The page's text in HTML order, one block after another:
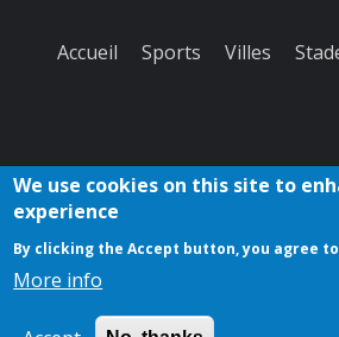
Accueil Sports Villes
À propos
de nous
confidentialité
We use cookies on this site to
experience
By clicking the Accept button, you agree
More info